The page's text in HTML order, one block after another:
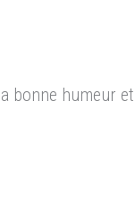
bonne humeur